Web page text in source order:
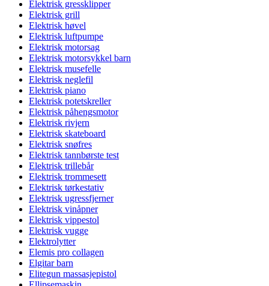
Elektrisk gressklipper
Elektrisk grill
Elektrisk høvel
Elektrisk luftpumpe
Elektrisk motorsag
Elektrisk motorsykkel barn
Elektrisk musefelle
Elektrisk neglefil
Elektrisk piano
Elektrisk potetskreller
Elektrisk påhengsmotor
Elektrisk rivjern
Elektrisk skateboard
Elektrisk snøfres
Elektrisk tannbørste test
Elektrisk trillebår
Elektrisk trommesett
Elektrisk tørkestativ
Elektrisk ugressfjerner
Elektrisk vinåpner
Elektrisk vippestol
Elektrisk vugge
Elektrolytter
Elemis pro collagen
Elgitar barn
Elitegun massasjepistol